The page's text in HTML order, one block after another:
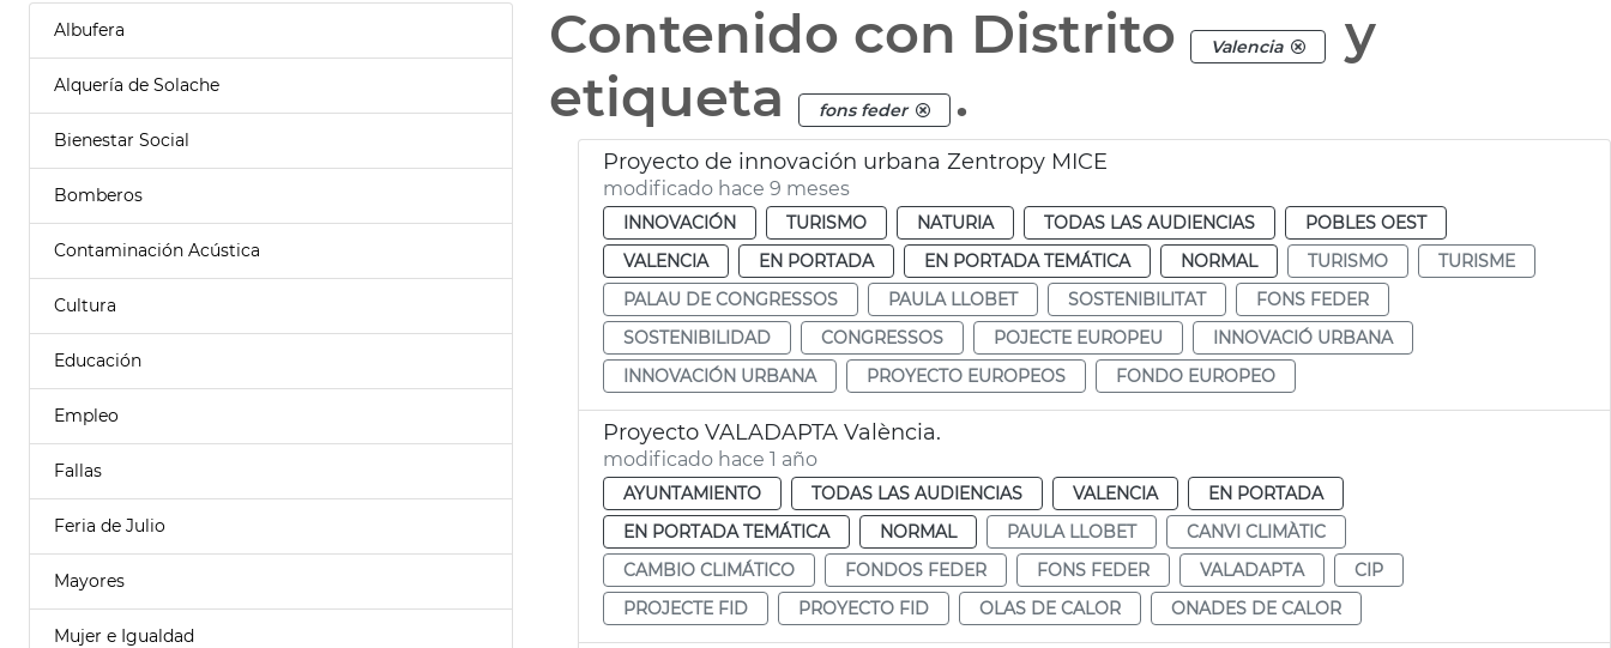
Albufera
Alquería de Solache
Bienestar Social
Bomberos
Contaminación Acústica
Cultura
Educación
Empleo
Fallas
Feria de Julio
Mayores
Mujer e Igualdad
Contenido con Distrito Valencia
y
etiqueta
fons feder .
Proyecto de innovación urbana Zentropy MICE
modificado hace 9 meses
INNOVACIÓN TURISMO NATURIA TODAS LAS AUDIENCIAS
POBLES OEST
VALENCIA
EN PORTADA EN PORTADA TEMÁTICA NORMAL TURISMO
TURISME
PALAU DE CONGRESSOS
PAULA LLOBET SOSTENIBILITAT
FONS FEDER
SOSTENIBILIDAD
CONGRESSOS POJECTE EUROPEU
INNOVACIÓ URBANA
INNOVACIÓN URBANA
PROYECTO EUROPEOS FONDO EUROPEO
Proyecto VALADAPTA València.
modificado hace 1 año
AYUNTAMIENTO TODAS LAS AUDIENCIAS VALENCIA
EN PORTADA
EN PORTADA TEMÁTICA
NORMAL PAULA LLOBET
CANVI CLIMÀTIC
CAMBIO CLIMÁTICO
FONDOS FEDER FONS FEDER VALADAPTA
CIP
PROJECTE FID
PROYECTO FID OLAS DE CALOR ONADES DE CALOR